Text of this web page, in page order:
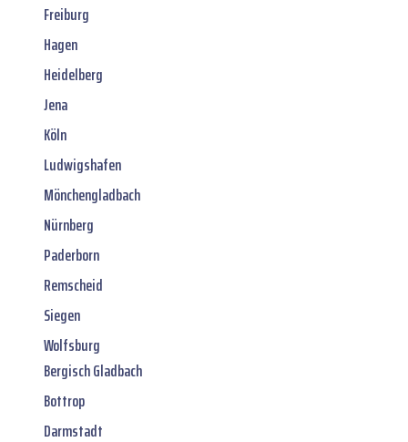
Freiburg
Hagen
Heidelberg
Jena
Köln
Ludwigshafen
Mönchengladbach
Nürnberg
Paderborn
Remscheid
Siegen
Wolfsburg
Bergisch Gladbach
Bottrop
Darmstadt